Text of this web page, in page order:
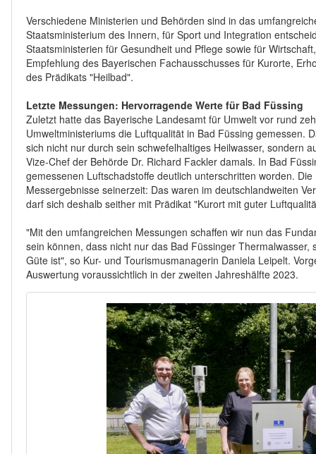
Verschiedene Ministerien und Behörden sind in das
Staatsministerium des Innern, für Sport und Integration
Staatsministerien für Gesundheit und Pflege sowie für
Empfehlung des Bayerischen Fachausschusses für Kurorte,
des Prädikats "Heilbad".
Letzte Messungen: Hervorragende Werte für Bad Füssing
Zuletzt hatte das Bayerische Landesamt für Umwelt vor rund
Umweltministeriums die Luftqualität in Bad Füssing gemessen.
sich nicht nur durch sein schwefelhaltiges Heilwasser, sondern
Vize-Chef der Behörde Dr. Richard Fackler damals. In Bad
gemessenen Luftschadstoffe deutlich unterschritten worden.
Messergebnisse seinerzeit: Das waren im deutschlandweiten
darf sich deshalb seither mit Prädikat "Kurort mit guter
"Mit den umfangreichen Messungen schaffen wir nun das
sein können, dass nicht nur das Bad Füssinger
Güte ist", so Kur- und Tourismusmanagerin Daniela Leipelt.
Auswertung voraussichtlich in der zweiten Jahreshälfte 2023.